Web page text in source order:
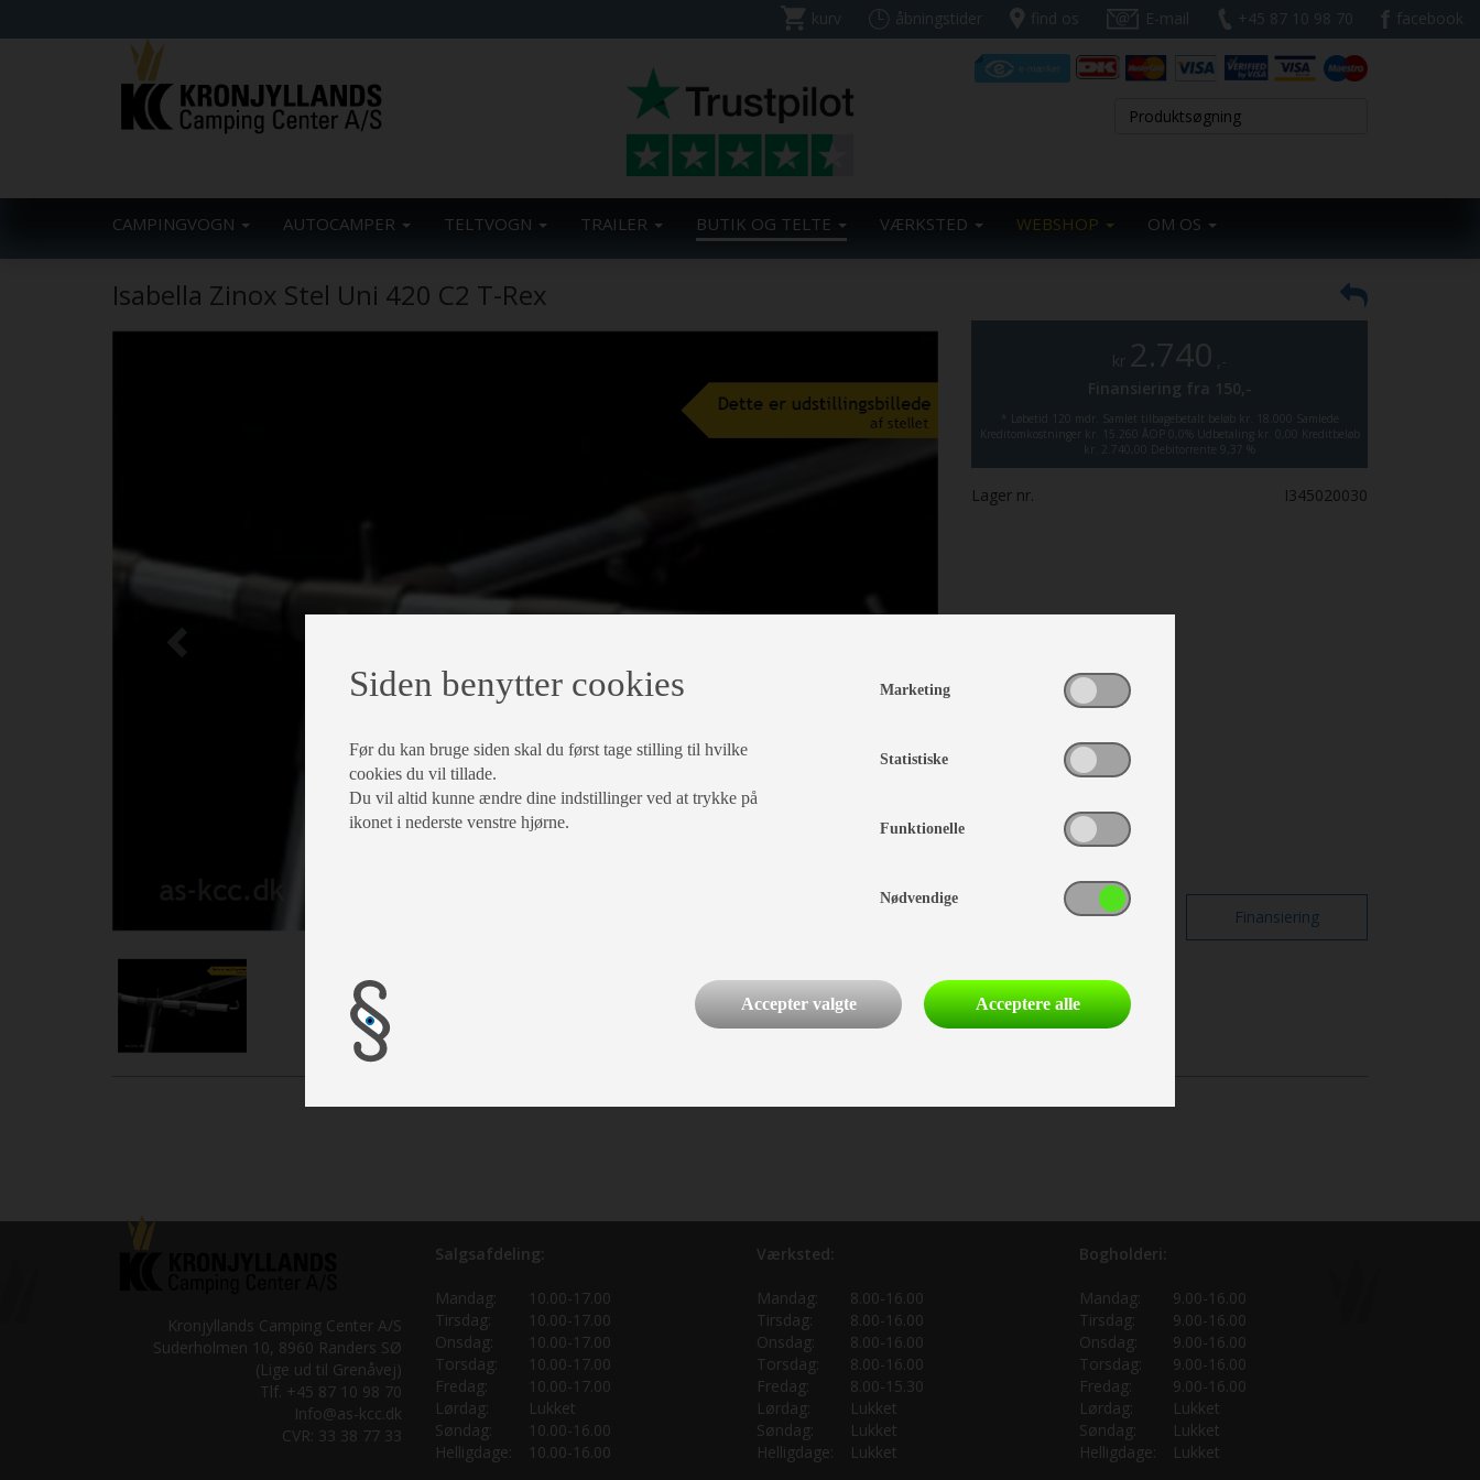
kurv åbningstider find os E-mail +45 87 10 98 70 facebook
CAMPINGVOGN AUTOCAMPER TELTVOGN TRAILER BUTIK OG TELTE VÆRKSTED WEBSHOP OM OS
Isabella Zinox Stel Uni 420 C2 T-Rex
kr 2.740 ,-
Finansiering fra 150,-
* Løbetid 120 mdr. Samlet tilbagebetalt beløb kr. 18.000
Samlede
Kreditomkostninger kr. 15.260
ÅOP 0,0% Udbetaling kr. 0,00
Kreditbeløb
kr. 2.740,00
Debitorrente 9,37 %
Lager nr. I345020030
Print Finansiering
Kronjyllands Camping Center A/S
Suderholmen 10, 8960 Randers SØ
(Lige ud til Grenåvej)
Tlf. +45 87 10 98 70
Info@as-kcc.dk
CVR: 33 38 77 33
Salgsafdeling:
Mandag:
10.00-17.00
Tirsdag:
10.00-17.00
Onsdag:
10.00-17.00
Torsdag:
10.00-17.00
Fredag:
10.00-17.00
Lørdag:
Lukket
Søndag:
10.00-16.00
Helligdage:
10.00-16.00
Værksted:
Mandag:
8.00-16.00
Tirsdag:
8.00-16.00
Onsdag:
8.00-16.00
Torsdag:
8.00-16.00
Fredag:
8.00-15.30
Lørdag:
Lukket
Søndag:
Lukket
Helligdage:
Lukket
Bogholderi:
Mandag:
9.00-16.00
Tirsdag:
9.00-16.00
Onsdag:
9.00-16.00
Torsdag:
9.00-16.00
Fredag:
9.00-16.00
Lørdag:
Lukket
Søndag:
Lukket
Helligdage:
Lukket
Siden benytter cookies
Før du kan bruge siden skal du først tage stilling til hvilke
cookies du vil tillade.
Du vil altid kunne ændre dine indstillinger ved at trykke på
ikonet i nederste venstre hjørne.
Marketing
Statistiske
Funktionelle
Nødvendige
Accepter valgte Acceptere alle